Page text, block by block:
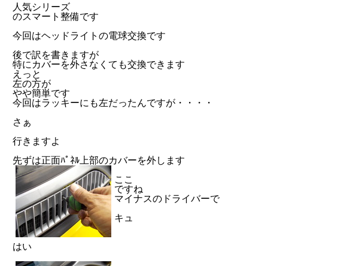
人気シリーズ
のスマート整備です
今回はヘッドライトの電球交換です
後で訳を書きますが
特にカバーを外さなくても交換できます
えっと
左の方が
やや簡単です
今回はラッキーにも左だったんですが・・・・
さぁ
行きますよ
先ずは正面ﾊﾟﾈﾙ上部のカバーを外します
ここ
ですね
マイナスのドライバーで
キュ
はい